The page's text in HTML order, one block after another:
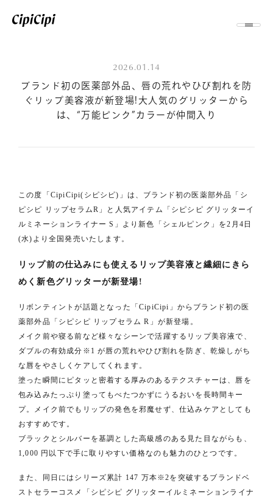
2026.01.14
ブランド初の医薬部外品、唇の荒れやひび割れを防
ぐリップ美容液が新登場!大人気のグリッターから
は、“万能ピンク”カラーが仲間入り
この度「CipiCipi(シピシピ)」は、ブランド初の医薬部外品「シ
ピシピ リップセラムR」と人気アイテム「シピシピ グリッターイ
ルミネーションライナー S」より新色「シェルピンク」を2月4日
(水)より全国発売いたします。
リップ前の仕込みにも使えるリップ美容液と繊細にきら
めく新色グリッターが新登場!
リボンティントが話題となった「CipiCipi」からブランド初の医
薬部外品「シピシピ リップセラム R」が新登場。
メイク前や寝る前など様々なシーンで活躍するリップ美容液で、
ダブルの有効成分※1 が唇の荒れやひび割れを防ぎ、乾燥しがち
な唇をやさしくケアしてくれます。
塗った瞬間にピタッと密着する厚みのあるテクスチャーは、唇を
包み込みたっぷり塗ってもべたつかずにうるおいを長時間キー
プ。メイク前でもリップの発色を邪魔せず、仕込みケアとしても
おすすめです。
ブラックとシルバーを基調とした高級感のある見た目ながらも、
1,000 円以下で手に取りやすい価格なのも魅力のひとつです。
また、同日にはシリーズ累計 147 万本※2を突破するブランドベ
ストセラーコスメ「シピシピ グリッターイルミネーションライナ